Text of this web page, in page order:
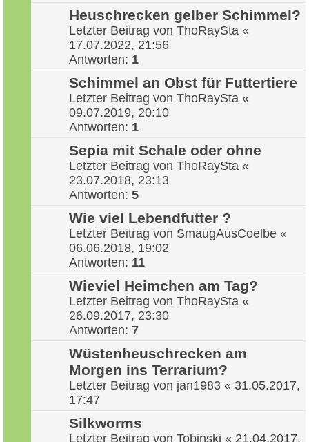
Heuschrecken gelber Schimmel?
Letzter Beitrag von ThoRaySta «
17.07.2022, 21:56
Antworten: 1
Schimmel an Obst für Futtertiere
Letzter Beitrag von ThoRaySta «
09.07.2019, 20:10
Antworten: 1
Sepia mit Schale oder ohne
Letzter Beitrag von ThoRaySta «
23.07.2018, 23:13
Antworten: 5
Wie viel Lebendfutter ?
Letzter Beitrag von SmaugAusCoelbe «
06.06.2018, 19:02
Antworten: 11
Wieviel Heimchen am Tag?
Letzter Beitrag von ThoRaySta «
26.09.2017, 23:30
Antworten: 7
Wüstenheuschrecken am
Morgen ins Terrarium?
Letzter Beitrag von jan1983 « 31.05.2017,
17:47
Silkworms
Letzter Beitrag von Tobinski « 21.04.2017,